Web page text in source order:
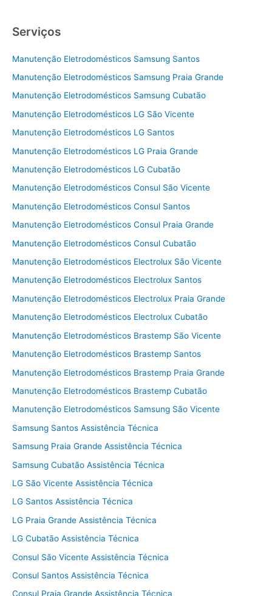
Serviços
Manutenção Eletrodomésticos Samsung Santos
Manutenção Eletrodomésticos Samsung Praia Grande
Manutenção Eletrodomésticos Samsung Cubatão
Manutenção Eletrodomésticos LG São Vicente
Manutenção Eletrodomésticos LG Santos
Manutenção Eletrodomésticos LG Praia Grande
Manutenção Eletrodomésticos LG Cubatão
Manutenção Eletrodomésticos Consul São Vicente
Manutenção Eletrodomésticos Consul Santos
Manutenção Eletrodomésticos Consul Praia Grande
Manutenção Eletrodomésticos Consul Cubatão
Manutenção Eletrodomésticos Electrolux São Vicente
Manutenção Eletrodomésticos Electrolux Santos
Manutenção Eletrodomésticos Electrolux Praia Grande
Manutenção Eletrodomésticos Electrolux Cubatão
Manutenção Eletrodomésticos Brastemp São Vicente
Manutenção Eletrodomésticos Brastemp Santos
Manutenção Eletrodomésticos Brastemp Praia Grande
Manutenção Eletrodomésticos Brastemp Cubatão
Manutenção Eletrodomésticos Samsung São Vicente
Samsung Santos Assistência Técnica
Samsung Praia Grande Assistência Técnica
Samsung Cubatão Assistência Técnica
LG São Vicente Assistência Técnica
LG Santos Assistência Técnica
LG Praia Grande Assistência Técnica
LG Cubatão Assistência Técnica
Consul São Vicente Assistência Técnica
Consul Santos Assistência Técnica
Consul Praia Grande Assistência Técnica